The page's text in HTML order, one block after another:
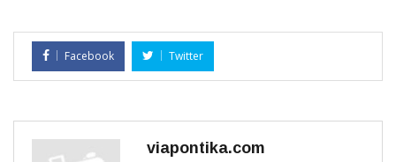
Facebook Twitter
viapontika.com